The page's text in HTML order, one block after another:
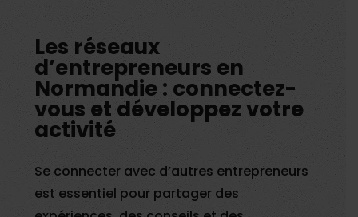
Les réseaux
d’entrepreneurs en
Normandie : connectez-
vous et développez votre
activité
Se connecter avec d’autres entrepreneurs
est essentiel pour partager des